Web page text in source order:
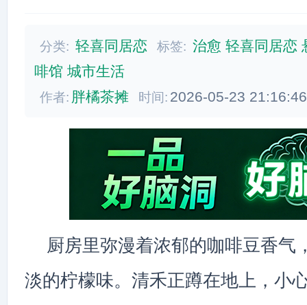
分类: 轻喜同居恋 标签: 治愈 轻喜同居恋
啡馆 城市生活
作者: 胖橘茶摊 时间: 2026-05-23
厨房里弥漫着浓郁的咖啡豆香气
淡的柠檬味。清禾正蹲在地上，小